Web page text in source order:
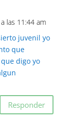
las 11:44 am
juvenil yo
que
digo yo
Responder